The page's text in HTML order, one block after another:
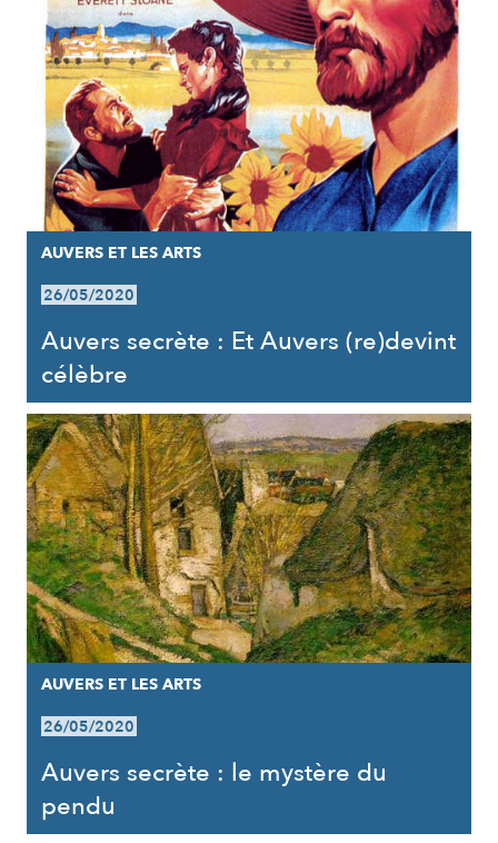
AUVERS ET LES ARTS
26/05/2020
Auvers secrète : Et Auvers (re)devint
célèbre
AUVERS ET LES ARTS
26/05/2020
Auvers secrète : le mystère du
pendu